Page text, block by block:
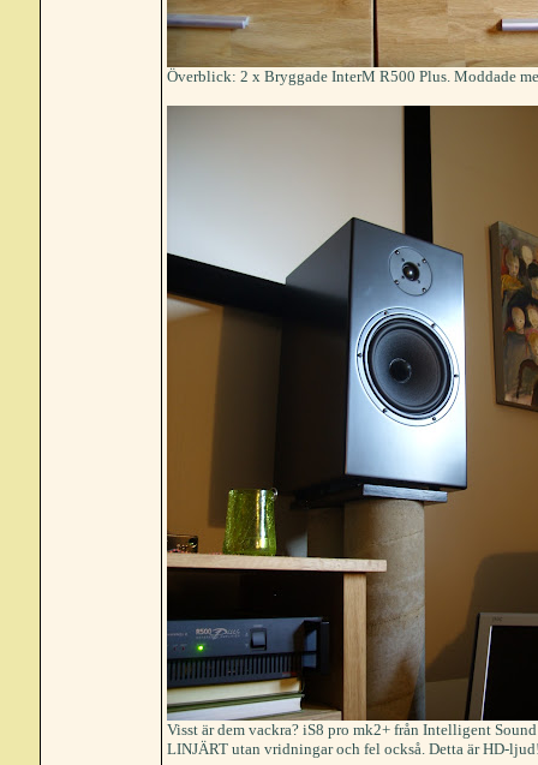
Överblick: 2 x Bryggade InterM R500 Plus. Moddade
Visst är dem vackra? iS8 pro mk2+ från Intelligent
LINJÄRT utan vridningar och fel också. Detta är HD-